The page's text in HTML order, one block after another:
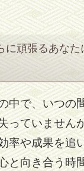
に頑張るあな
中で、いつの
っていません
率や成果を追
と向き合う時